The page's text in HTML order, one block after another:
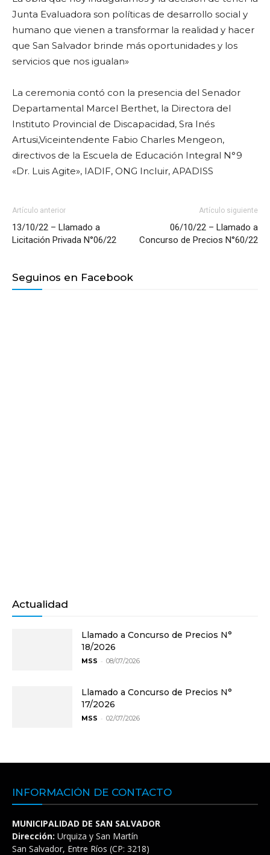
Junta Evaluadora son políticas de desarrollo social y
humano que vienen a transformar la realidad y hacer
que San Salvador brinde más oportunidades y los
servicios que nos igualan»
La ceremonia contó con la presencia del Senador
Departamental Marcel Berthet, la Directora del
Instituto Provincial de Discapacidad, Sra Inés
Artusi,Viceintendente Fabio Charles Mengeon,
directivos de la Escuela de Educación Integral N°9
«Dr. Luis Agite», IADIF, ONG Incluir, APADISS
Artículo anterior
13/10/22 – Llamado a
Licitación Privada N°06/22
Artículo siguiente
06/10/22 – Llamado a
Concurso de Precios N°60/22
Seguinos en Facebook
Actualidad
Llamado a Concurso de Precios N°
18/2026
MSS - 08/07/2026
Llamado a Concurso de Precios N°
17/2026
MSS - 02/07/2026
INFORMACIÓN DE CONTACTO
MUNICIPALIDAD DE SAN SALVADOR
Dirección: Urquiza y San Martín
San Salvador, Entre Ríos (CP: 3218)